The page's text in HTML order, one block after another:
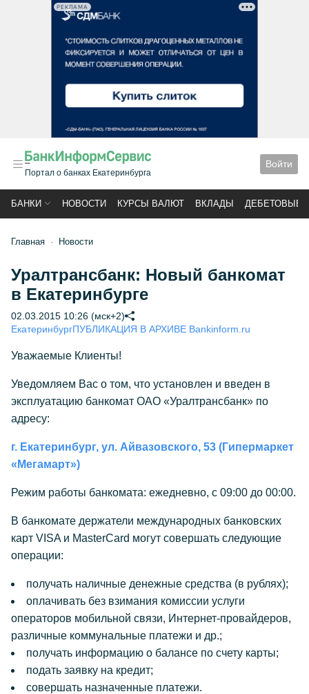
РЕКЛАМА
Портал о банках Екатеринбурга
Войти
БАНКИ НОВОСТИ КУРСЫ ВАЛЮТ ВКЛАДЫ ДЕБЕТОВЫЕ
Главная Новости
Уралтрансбанк: Новый банкомат
в Екатеринбурге
02.03.2015 10:26 (мск+2)
ЕкатеринбургПУБЛИКАЦИЯ В АРХИВЕ Bankinform.ru
Уважаемые Клиенты!
Уведомляем Вас о том, что установлен и введен в
эксплуатацию банкомат ОАО «Уралтрансбанк» по
адресу:
г. Екатеринбург, ул. Айвазовского, 53 (Гипермаркет
«Мегамарт»)
Режим работы банкомата: ежедневно, с 09:00 до 00:00.
В банкомате держатели международных банковских
карт VISA и MasterCard могут совершать следующие
операции:
получать наличные денежные средства (в рублях);
оплачивать без взимания комиссии услуги
операторов мобильной связи, Интернет-провайдеров,
различные коммунальные платежи и др.;
получать информацию о балансе по счету карты;
подать заявку на кредит;
совершать назначенные платежи.